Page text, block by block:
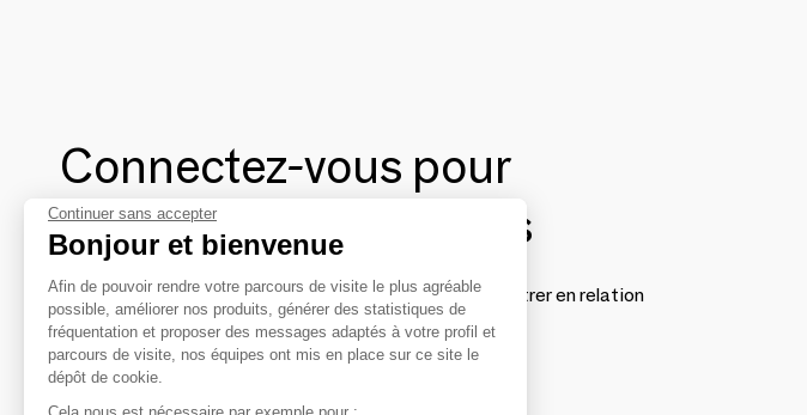
Connectez-vous pour
contacter les marques
Afin de profiter au mieux de l'expérience MOM et de rentrer en relation
avec vos marques préférées, créez-vous un compte.
Découvrir
Continuer sans accepter
Bonjour et bienvenue
Afin de pouvoir rendre votre parcours de visite le plus agréable
possible, améliorer nos produits, générer des statistiques de
fréquentation et proposer des messages adaptés à votre profil et
parcours de visite, nos équipes ont mis en place sur ce site le
dépôt de cookie.
Cela nous est nécessaire par exemple pour :